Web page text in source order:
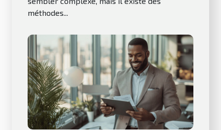
méthodes...